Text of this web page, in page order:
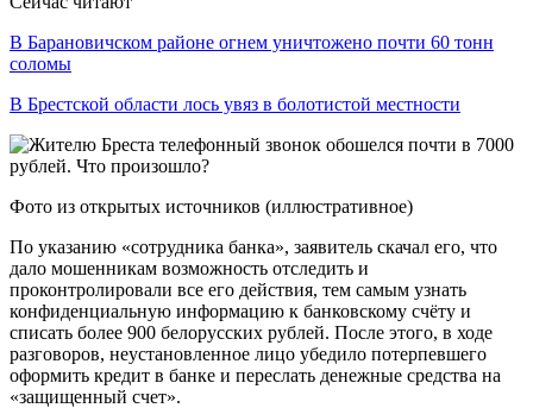
В Барановичском районе огнем уничтожено почти 60 тонн
соломы
В Брестской области лось увяз в болотистой местности
Фото из открытых источников (иллюстративное)
По указанию «сотрудника банка», заявитель скачал его, что
дало мошенникам возможность отследить и
проконтролировали все его действия, тем самым узнать
конфиденциальную информацию к банковскому счёту и
списать более 900 белорусских рублей. После этого, в ходе
разговоров, неустановленное лицо убедило потерпевшего
оформить кредит в банке и переслать денежные средства на
«защищенный счет».